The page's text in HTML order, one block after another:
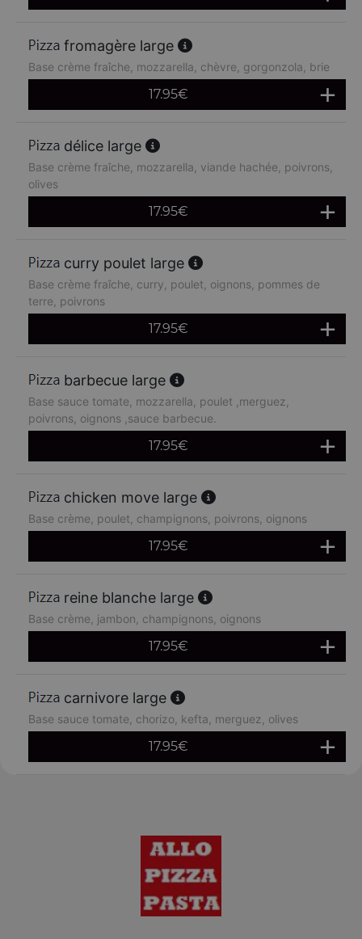
fromagère large
Base crème fraîche, mozzarella, chèvre, gorgonzola, brie
17.95€
délice large
Base crème fraîche, mozzarella, viande hachée, poivrons,
olives
17.95€
curry poulet large
Base crème fraîche, curry, poulet, oignons, pommes de
terre, poivrons
17.95€
barbecue large
Base sauce tomate, mozzarella, poulet ,merguez,
poivrons, oignons ,sauce barbecue.
17.95€
chicken move large
Base crème, poulet, champignons, poivrons, oignons
17.95€
reine blanche large
Base crème, jambon, champignons, oignons
17.95€
carnivore large
Base sauce tomate, chorizo, kefta, merguez, olives
17.95€